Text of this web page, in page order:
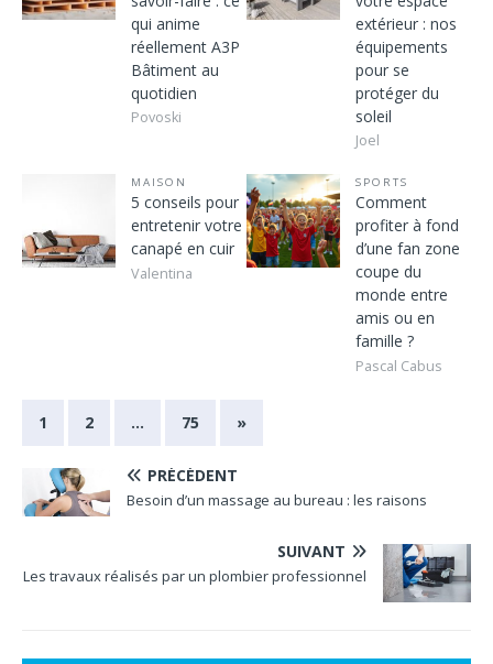
qui anime
réellement A3P
Bâtiment au
quotidien
Povoski
extérieur : nos
équipements
pour se
protéger du
soleil
Joel
MAISON
5 conseils pour
entretenir votre
canapé en cuir
Valentina
SPORTS
Comment
profiter à fond
d’une fan zone
coupe du
monde entre
amis ou en
famille ?
Pascal Cabus
1 2 … 75 »
PRÉCÉDENT
Besoin d’un massage au bureau : les raisons
SUIVANT
Les travaux réalisés par un plombier professionnel